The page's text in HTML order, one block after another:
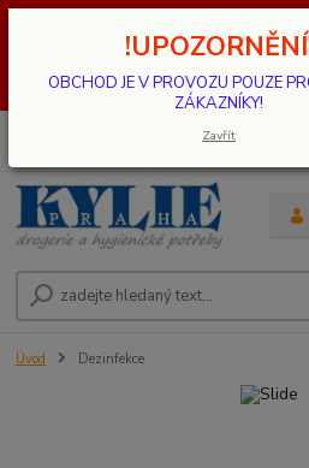
OBCHOD JE V
SMLUVNÍ
Úvod Dezinfekce
OBCHOD JE V PROVOZU POUZE
ZÁKAZNÍKY!
Zavřít